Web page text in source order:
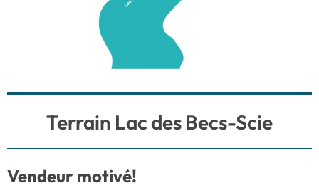
Terrain Lac des Becs-Scie
Vendeur motivé!